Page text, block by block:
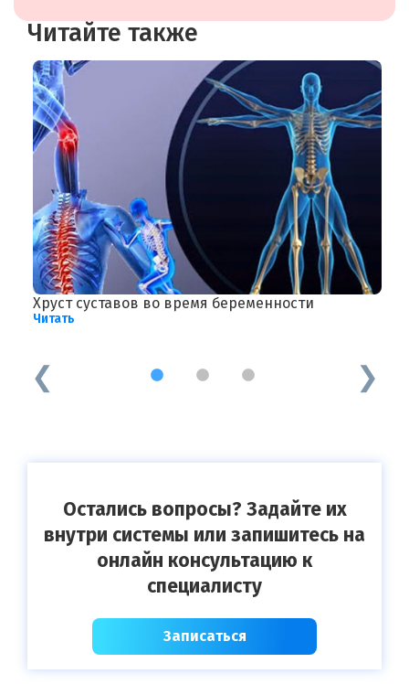
Читайте также
Хруст суставов во время беременности
Читать
1 2 3
Остались вопросы? Задайте их
внутри системы или запишитесь на
онлайн консультацию к
специалисту
Записаться